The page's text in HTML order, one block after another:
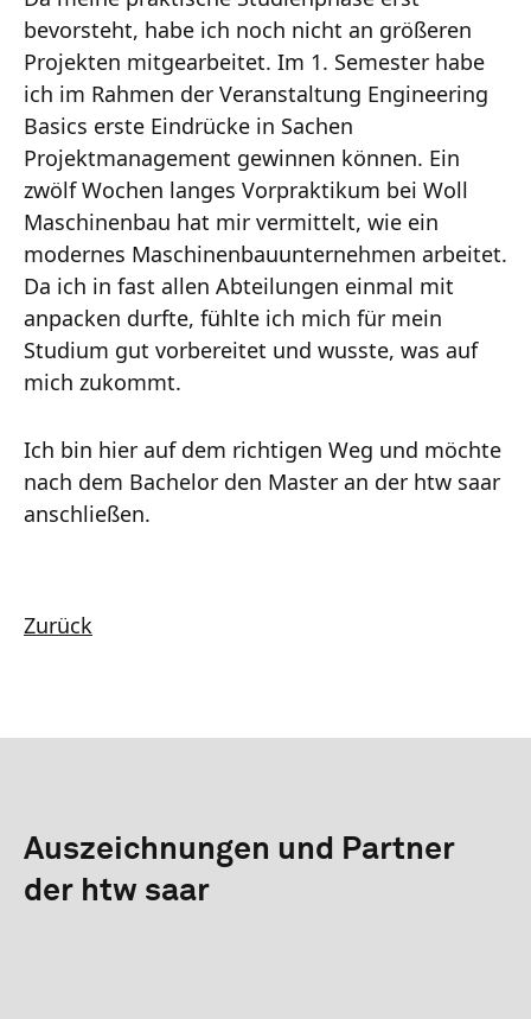
bevorsteht, habe ich noch nicht an größeren
Projekten mitgearbeitet. Im 1. Semester habe
ich im Rahmen der Veranstaltung Engineering
Basics erste Eindrücke in Sachen
Projektmanagement gewinnen können. Ein
zwölf Wochen langes Vorpraktikum bei Woll
Maschinenbau hat mir vermittelt, wie ein
modernes Maschinenbauunternehmen arbeitet.
Da ich in fast allen Abteilungen einmal mit
anpacken durfte, fühlte ich mich für mein
Studium gut vorbereitet und wusste, was auf
mich zukommt.
Ich bin hier auf dem richtigen Weg und möchte
nach dem Bachelor den Master an der htw saar
anschließen.
Zurück
Auszeichnungen und Partner
der htw saar